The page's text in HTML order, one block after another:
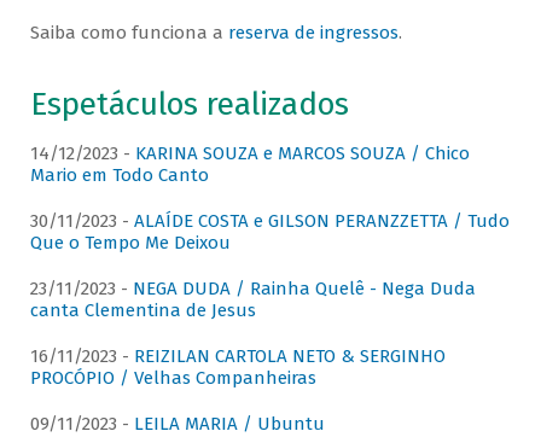
Saiba como funciona a reserva de ingressos.
Espetáculos realizados
14/12/2023 - KARINA SOUZA e MARCOS SOUZA / Chico
Mario em Todo Canto
30/11/2023 - ALAÍDE COSTA e GILSON PERANZZETTA / Tudo
Que o Tempo Me Deixou
23/11/2023 - NEGA DUDA / Rainha Quelê - Nega Duda
canta Clementina de Jesus
16/11/2023 - REIZILAN CARTOLA NETO & SERGINHO
PROCÓPIO / Velhas Companheiras
09/11/2023 - LEILA MARIA / Ubuntu